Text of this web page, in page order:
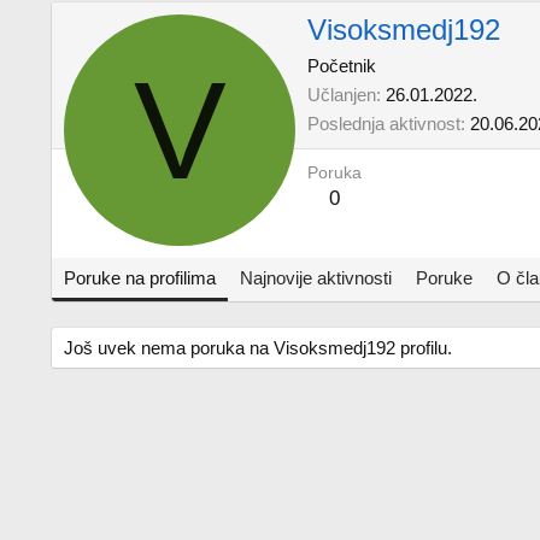
V
Visoksmedj192
Početnik
Učlanjen 26.01.2022.
Poslednja aktivnost
Poruka
0
Poruke na profilima Najnovije aktivnosti Poruke O
Još uvek nema poruka na Visoksmedj192 profilu.